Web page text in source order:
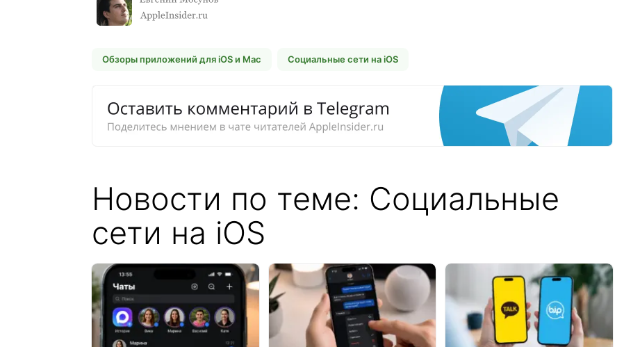
Обзоры приложений для iOS и Mac Социальные сети на iOS
Новости по теме: Социальные
сети на iOS